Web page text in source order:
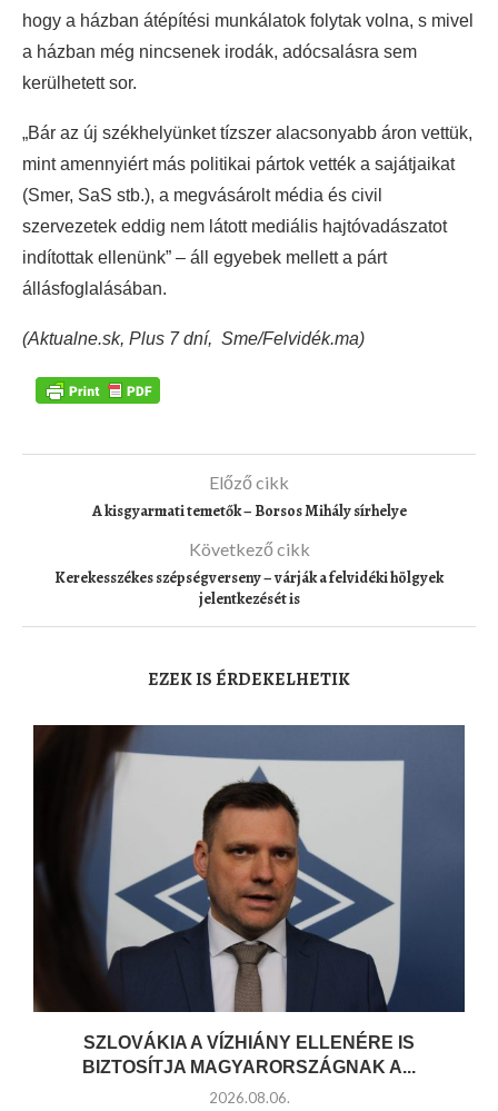
hogy a házban átépítési munkálatok folytak volna, s mivel
a házban még nincsenek irodák, adócsalásra sem
kerülhetett sor.
„Bár az új székhelyünket tízszer alacsonyabb áron vettük,
mint amennyiért más politikai pártok vették a sajátjaikat
(Smer, SaS stb.), a megvásárolt média és civil
szervezetek eddig nem látott mediális hajtóvadászatot
indítottak ellenünk” – áll egyebek mellett a párt
állásfoglalásában.
(Aktualne.sk, Plus 7 dní, Sme/Felvidék.ma)
Előző cikk
A kisgyarmati temetők – Borsos Mihály sírhelye
Következő cikk
Kerekesszékes szépségverseny – várják a felvidéki hölgyek
jelentkezését is
EZEK IS ÉRDEKELHETIK
SZLOVÁKIA A VÍZHIÁNY ELLENÉRE IS
BIZTOSÍTJA MAGYARORSZÁGNAK A...
2026.08.06.